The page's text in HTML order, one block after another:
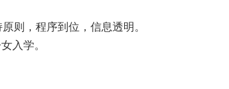
则，程序到位，信息透明。
入学。